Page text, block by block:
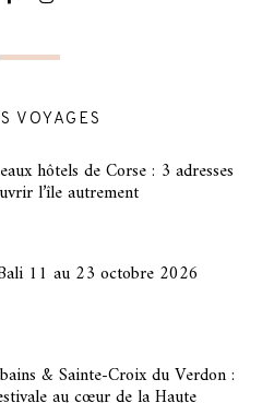
VOYAGES
hôtels de Corse : 3 adresses
l’île autrement
11 au 23 octobre 2026
& Sainte-Croix du Verdon :